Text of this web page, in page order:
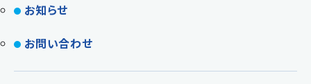
お知らせ
お問い合わせ